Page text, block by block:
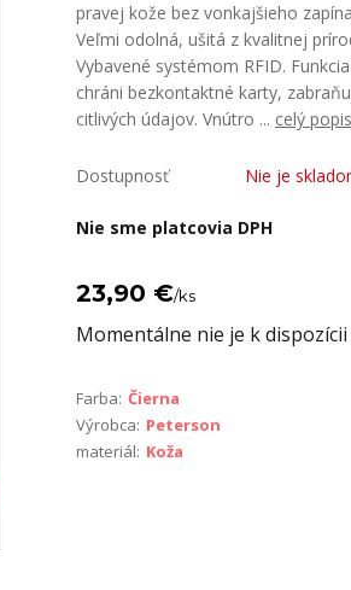
pravej kože bez vonkajšieho
Veľmi odolná, ušitá z kvalitnej
Vybavené systémom RFID.
chráni bezkontaktné karty,
citlivých údajov. Vnútro ... celý popis
Dostupnosť Nie je
Nie sme platcovia DPH
23,90 €/ks
Momentálne nie je k dispozícii
Farba: Čierna
Výrobca: Peterson
materiál: Koža